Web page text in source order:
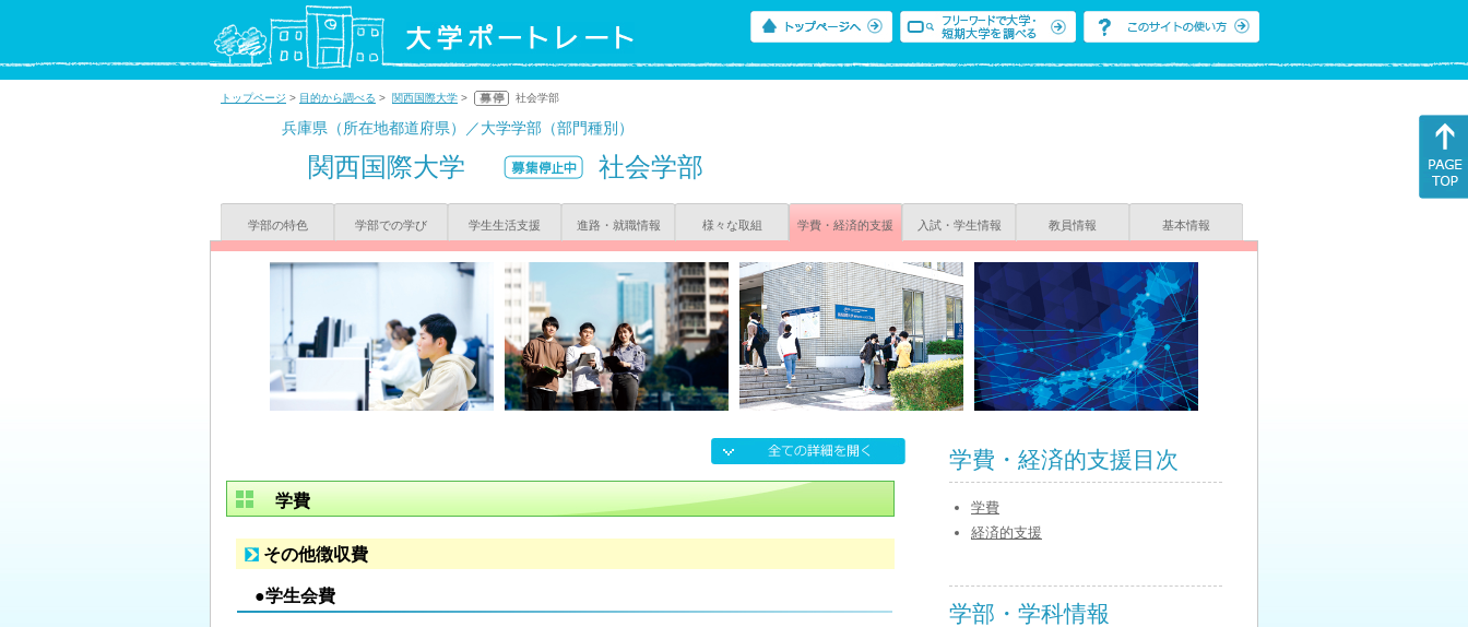
トップページ > 目的から調べる > 関西国際大学 > 社会学部
兵庫県（所在地都道府県）／大学学部（部門種別）
関西国際大学 社会学部
学部の特色 学部での学び 学生生活支援 進路・就職情報 様々な取組 学費・経済的支援 入試・学生情報 教員情報 基本情報
学費
その他徴収費
●学生会費
学費・経済的支援目次
学費
経済的支援
学部・学科情報